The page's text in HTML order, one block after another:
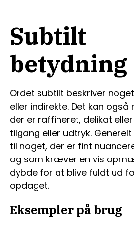
Subtilt
betydning
Ordet subtilt beskriver
eller indirekte. Det kan også
der er raffineret, delikat
tilgang eller udtryk.
til noget, der er fint
og som kræver en vis
dybde for at blive fuldt ud
opdaget.
Eksempler på brug